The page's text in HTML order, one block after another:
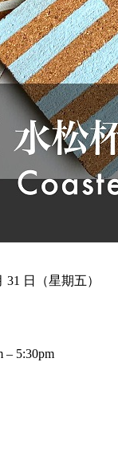
31 日（星期五）
– 5:30pm